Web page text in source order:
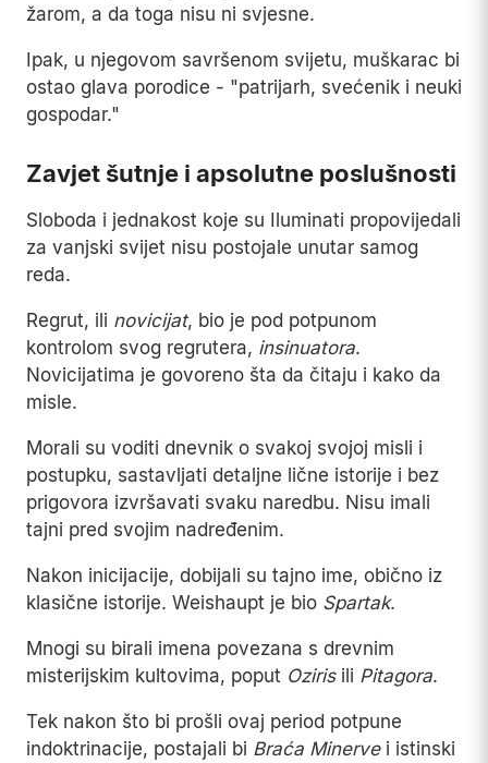
žarom, a da toga nisu ni svjesne.
Ipak, u njegovom savršenom svijetu, muškarac bi
ostao glava porodice - "patrijarh, svećenik i neuki
gospodar."
Zavjet šutnje i apsolutne poslušnosti
Sloboda i jednakost koje su Iluminati propovijedali
za vanjski svijet nisu postojale unutar samog
reda.
Regrut, ili novicijat, bio je pod potpunom
kontrolom svog regrutera, insinuatora.
Novicijatima je govoreno šta da čitaju i kako da
misle.
Morali su voditi dnevnik o svakoj svojoj misli i
postupku, sastavljati detaljne lične istorije i bez
prigovora izvršavati svaku naredbu. Nisu imali
tajni pred svojim nadređenim.
Nakon inicijacije, dobijali su tajno ime, obično iz
klasične istorije. Weishaupt je bio Spartak.
Mnogi su birali imena povezana s drevnim
misterijskim kultovima, poput Ozirisili Pitagora.
Tek nakon što bi prošli ovaj period potpune
indoktrinacije, postajali bi Braća Minervei istinski